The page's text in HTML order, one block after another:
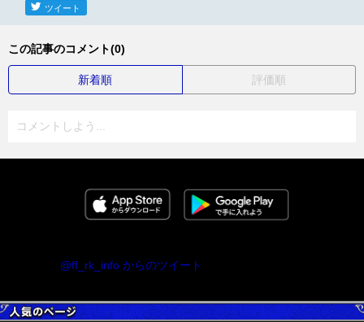
ツイート
この記事のコメント(0)
新着順 評価順
コメントしよう...
@ff_rk_info からのツイート